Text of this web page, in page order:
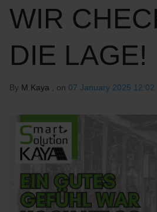
WIR
DIE LAGE!
By M.Kaya , on 07 January 2025 12:02